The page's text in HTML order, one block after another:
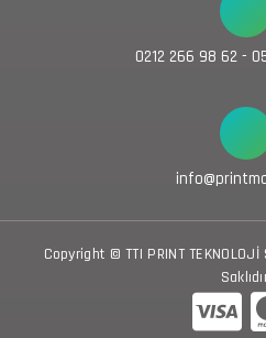
0212 266 98 62 -
Copyright © TTI PRINT TEKNOLOJİ